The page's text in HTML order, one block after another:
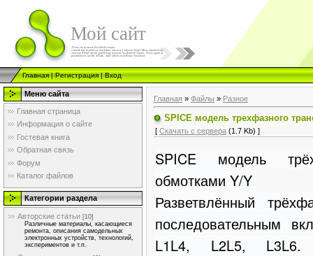
Мой сайт
Главная|Регистрация|Вход
Меню сайта
Главная страница
Информация о сайте
Гостевая книга
Обратная связь
Форум
Каталог файлов
Категории раздела
Авторские статьи [10]
Различные материалы, касающиеся
ремонта, описания самодельных
электронных устройств, технологий,
экспериментов и т.п.
Главная » Файлы » Разное
SPICE модель трехфазного
[ Скачать с сервера (1.7 Kb) ]
SPICE модель
обмотками Y/Y
Разветвлённый
последовательным
L1L4, L2L5, L3L6.